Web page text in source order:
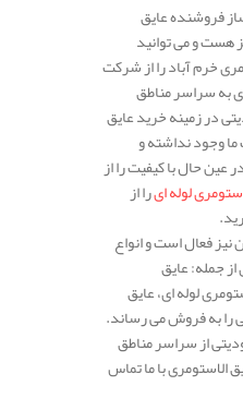
فروشنده عایق
هست و می توانید
خرم آباد را از شرکت
به سراسر مناطق
در زمینه خرید عایق
وجود نداشته و
عین حال با کیفیت را از
لوله ایرا از
فعال است و انواع
جمله: عایق
لوله ای، عایق
را به فروش می رساند.
از سراسر مناطق
الاستومری با ما تماس